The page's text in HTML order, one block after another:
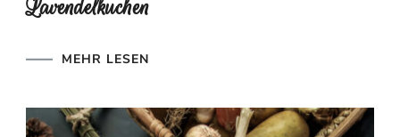
Lavendelkuchen
MEHR LESEN